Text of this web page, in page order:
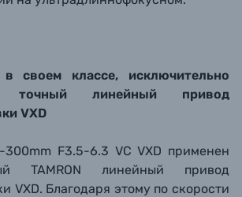
своем классе, исключительно
линейный привод
VXD
300mm F3.5-6.3 VC VXD применен
TAMRON линейный привод
VXD. Благодаря этому по скорости